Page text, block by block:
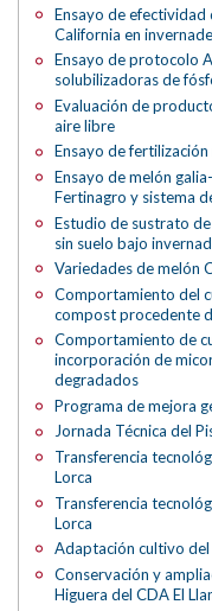
Ensayo de
California en
Ensayo de protocolo
solubilizadoras de
Evaluación de
aire libre
Ensayo de
Ensayo de melón
Fertinagro y sistema
Estudio de sustrato
sin suelo bajo
Variedades de melón
Comportamiento del
compost procedente
Comportamiento de
incorporación de
degradados
Programa de mejora
Jornada Técnica del
Transferencia
Lorca
Transferencia
Lorca
Adaptación cultivo
Conservación y
Higuera del CDA El